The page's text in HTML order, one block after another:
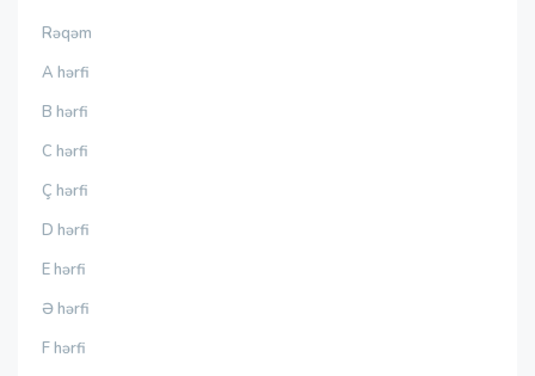
Rəqəm
A hərfi
B hərfi
C hərfi
Ç hərfi
D hərfi
E hərfi
Ə hərfi
F hərfi